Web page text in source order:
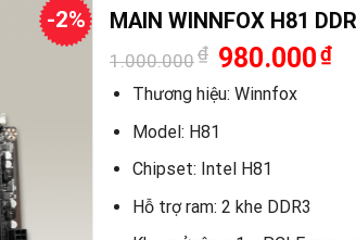
-2% MAIN WINNFOX H81
1.000.000₫ Giá
gốc
là:
1.000.000₫.
980.000₫Giá
Thương hiệu: Winnfox
Model: H81
Chipset: Intel H81
Hỗ trợ ram: 2 khe DDR3